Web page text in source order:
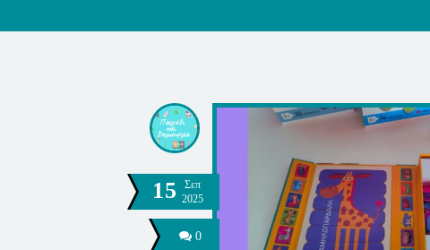
15
Σεπ
2025
0